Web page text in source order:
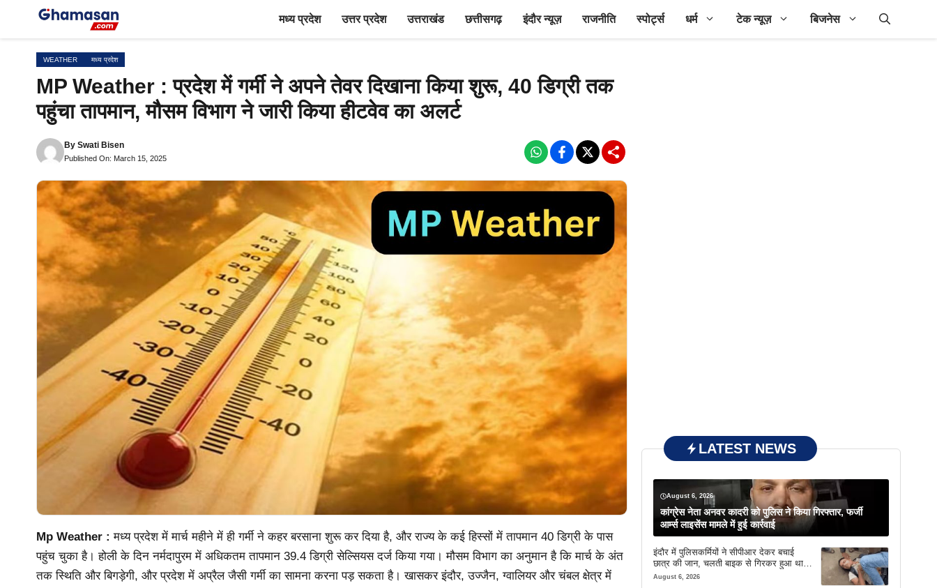
मध्य प्रदेश उत्तर प्रदेश उत्तराखंड छत्तीसगढ़ इंदौर न्यूज़ राजनीति स्पोर्ट्स धर्म टेक न्यूज़ बिजनेस
WEATHER मध्य प्रदेश
MP Weather : प्रदेश में गर्मी ने अपने तेवर दिखाना किया शुरू, 40 डिग्री तक
पहुंचा तापमान, मौसम विभाग ने जारी किया हीटवेव का अलर्ट
By Swati Bisen
Published On: March 15, 2025
Mp Weather :मध्य प्रदेश में मार्च महीने में ही गर्मी ने कहर बरसाना शुरू कर दिया है, और राज्य के कई हिस्सों में तापमान 40 डिग्री के पास
पहुंच चुका है। होली के दिन नर्मदापुरम में अधिकतम तापमान 39.4 डिग्री सेल्सियस दर्ज किया गया। मौसम विभाग का अनुमान है कि मार्च के अंत
तक स्थिति और बिगड़ेगी, और प्रदेश में अप्रैल जैसी गर्मी का सामना करना पड़ सकता है। खासकर इंदौर, उज्जैन, ग्वालियर और चंबल क्षेत्र में
LATEST NEWS
August 6, 2026
कांग्रेस नेता अनवर कादरी को पुलिस ने किया गिरफ्तार, फर्जी
आर्म्स लाइसेंस मामले में हुई कार्रवाई
इंदौर में पुलिसकर्मियों ने सीपीआर देकर बचाई
छात्र की जान, चलती बाइक से गिरकर हुआ था
बेहोश
August 6, 2026